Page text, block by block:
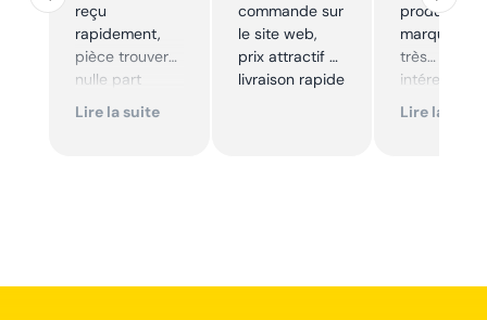
reçu
rapidement,
pièce trouver
nulle part
ailleurs et
Lire la suite
commande sur
le site web,
prix attractif et
livraison rapide
produits de
marque à
très
Excellent
Lire la suite